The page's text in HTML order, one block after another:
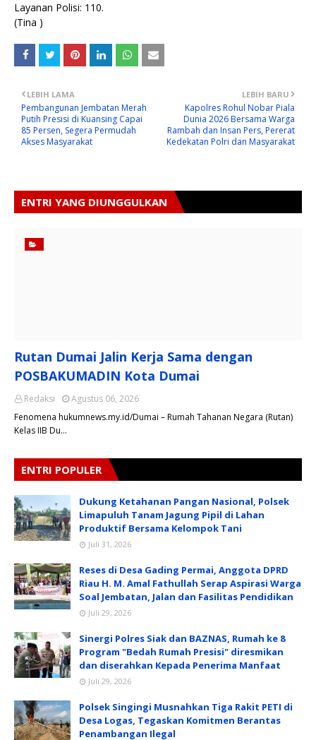
Layanan Polisi: 110.
(Tina )
LEBIH BARU
Kapolres Rohul Nobar Piala
Dunia 2026 Bersama Warga
Rambah dan Insan Pers, Pererat
Kedekatan Polri dan Masyarakat
LEBIH LAMA
Pembangunan Jembatan Merah
Putih Presisi di Kuansing Capai
85 Persen, Segera Permudah
Akses Masyarakat
ENTRI YANG DIUNGGULKAN
Rutan Dumai Jalin Kerja Sama dengan
POSBAKUMADIN Kota Dumai
Redaksi
Agustus 06, 2026
Fenomena hukumnews.my.id/Dumai – Rumah Tahanan Negara (Rutan)
Kelas IIB Du…
ENTRI POPULER
Dukung Ketahanan Pangan Nasional, Polsek
Limapuluh Tanam Jagung Pipil di Lahan
Produktif Bersama Kelompok Tani
Juli 31, 2026
Reses di Desa Gading Permai, Anggota DPRD
Riau H. M. Amal Fathullah Serap Aspirasi Warga
Soal Jembatan, Jalan dan Fasilitas Pendidikan
Juli 29, 2026
Sinergi Polres Siak dan BAZNAS, Rumah ke 8
Program "Bedah Rumah Presisi" diresmikan
dan diserahkan Kepada Penerima Manfaat
Juli 29, 2026
Polsek Singingi Musnahkan Tiga Rakit PETI di
Desa Logas, Tegaskan Komitmen Berantas
Penambangan Ilegal